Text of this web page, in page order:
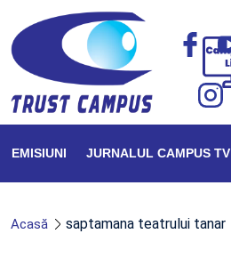
EMISIUNI JURNALUL CAMPUS TV
Acasă saptamana teatrului tanar